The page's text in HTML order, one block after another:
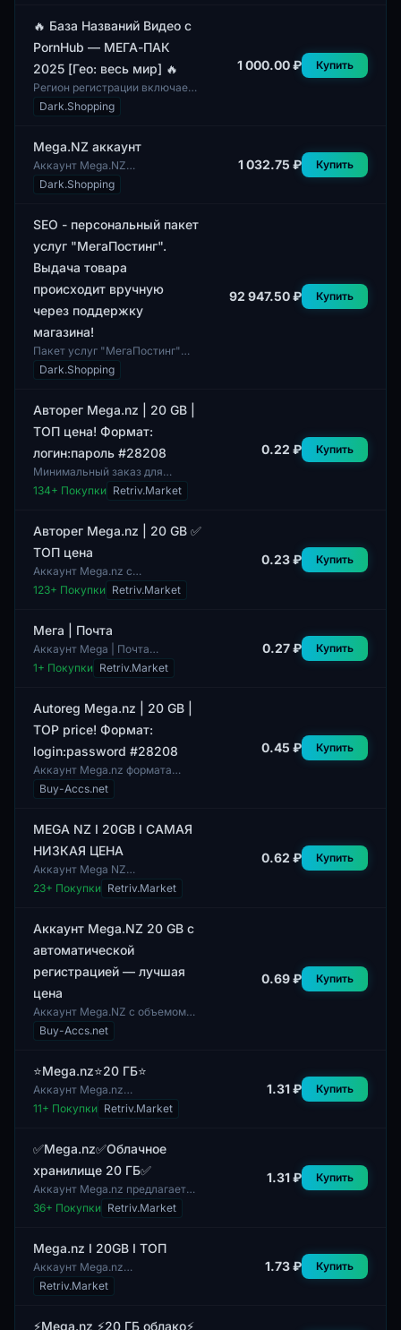
без рекламы, что позволяет
🔥 База Названий Видео с
PornHub — МЕГА-ПАК
2025 [Гео: весь мир] 🔥
Регион регистрации включает
весь мир, что делает данный
продукт универсальным для
земному шару. Б...
Dark.Shopping
1 000.00 ₽ Купить
Mega.NZ аккаунт
Аккаунт Mega.NZ
представляет собой доступ к
облачному хранилищу,
пользователям возможности
для хранения...
Dark.Shopping
1 032.75 ₽ Купить
SEO - персональный пакет
услуг "МегаПостинг".
Выдача товара
происходит вручную
через поддержку
магазина!
Пакет услуг "МегаПостинг"
представляет собой
персонализированный SEO-
улучшение видимости и
продвиж...
Dark.Shopping
92 947.50 ₽ Купить
Авторег Mega.nz | 20 GB |
ТОП цена! Формат:
логин:пароль #28208
Минимальный заказ для
данного аккаунта составляет 1
штуку. Это логин и пароль для
хранилищу Mega.nz,...
134+ Покупки Retriv.Market
0.22 ₽ Купить
Авторег Mega.nz | 20 GB ✅
ТОП цена
Аккаунт Mega.nz с
автозаписью предоставляет 20
ГБ свободного пространства. В
такие как возможно...
123+ Покупки Retriv.Market
0.23 ₽ Купить
Мега | Почта
Аккаунт Mega | Почта
включает в себя несколько
ключевых метрик профиля,
подписчиков. Эти п...
1+ Покупки Retriv.Market
0.27 ₽ Купить
Autoreg Mega.nz | 20 GB |
TOP price! Формат:
login:password #28208
Аккаунт Mega.nz формата
login:password предоставляет
пользователям доступ к
размером 20 ГБ. Данный а...
Buy-Accs.net
0.45 ₽ Купить
MEGA NZ I 20GB I САМАЯ
НИЗКАЯ ЦЕНА
Аккаунт Mega NZ
предоставляет пользователям
20 ГБ облачного хранилища.
хранить и обмениваться...
23+ Покупки Retriv.Market
0.62 ₽ Купить
Аккаунт Mega.NZ 20 GB с
автоматической
регистрацией — лучшая
цена
Аккаунт Mega.NZ с объемом
хранилища 20 ГБ предлагает
автоматическую регистрацию.
интересен пол...
Buy-Accs.net
0.69 ₽ Купить
⭐️Mega.nz⭐️20 ГБ⭐️
Аккаунт Mega.nz
предоставляет пользователю
20 ГБ облачного хранилища
различных файлов. Этот серв...
11+ Покупки Retriv.Market
1.31 ₽ Купить
✅Mega.nz✅Облачное
хранилище 20 ГБ✅
Аккаунт Mega.nz предлагает
облачное хранилище объемом
20 ГБ. Данная услуга
хранить и управлять с...
36+ Покупки Retriv.Market
1.31 ₽ Купить
Mega.nz I 20GB I ТОП
Аккаунт Mega.nz
предоставляет 20 ГБ
Данный аккаунт позволяет
Retriv.Market
1.73 ₽ Купить
⚡Mega.nz ⚡20 ГБ облако⚡